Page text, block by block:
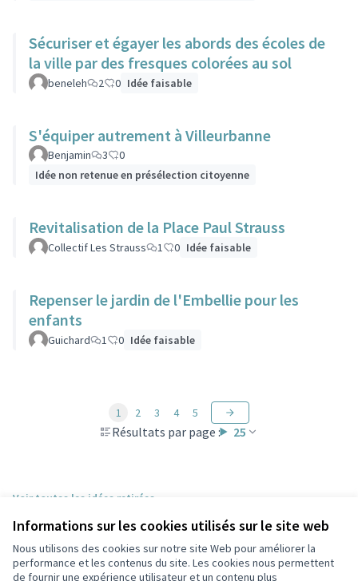
Informations sur les cookies utilisés sur le site web
Nous utilisons des cookies sur notre site Web pour améliorer la
performance et les contenus du site. Les cookies nous permettent
de fournir une expérience utilisateur et un contenu plus
Sécuriser et égayer les abords des écoles de
la ville par des fresques colorées au sol
beneleh 2 0 Idée faisable
S'équiper autrement à Villeurbanne
Benjamin 3
0
Idée non retenue en présélection citoyenne
Revitalisation de la Place Paul Strauss
Collectif Les Strauss 1 0 Idée faisable
Repenser le jardin de l'Embellie pour les
enfants
Guichard 1 0 Idée faisable
Résultats par page : 25
1 2 3 4 5
Voir toutes les idées retirées
Conditions d'utilisation
Paramètres des cookies